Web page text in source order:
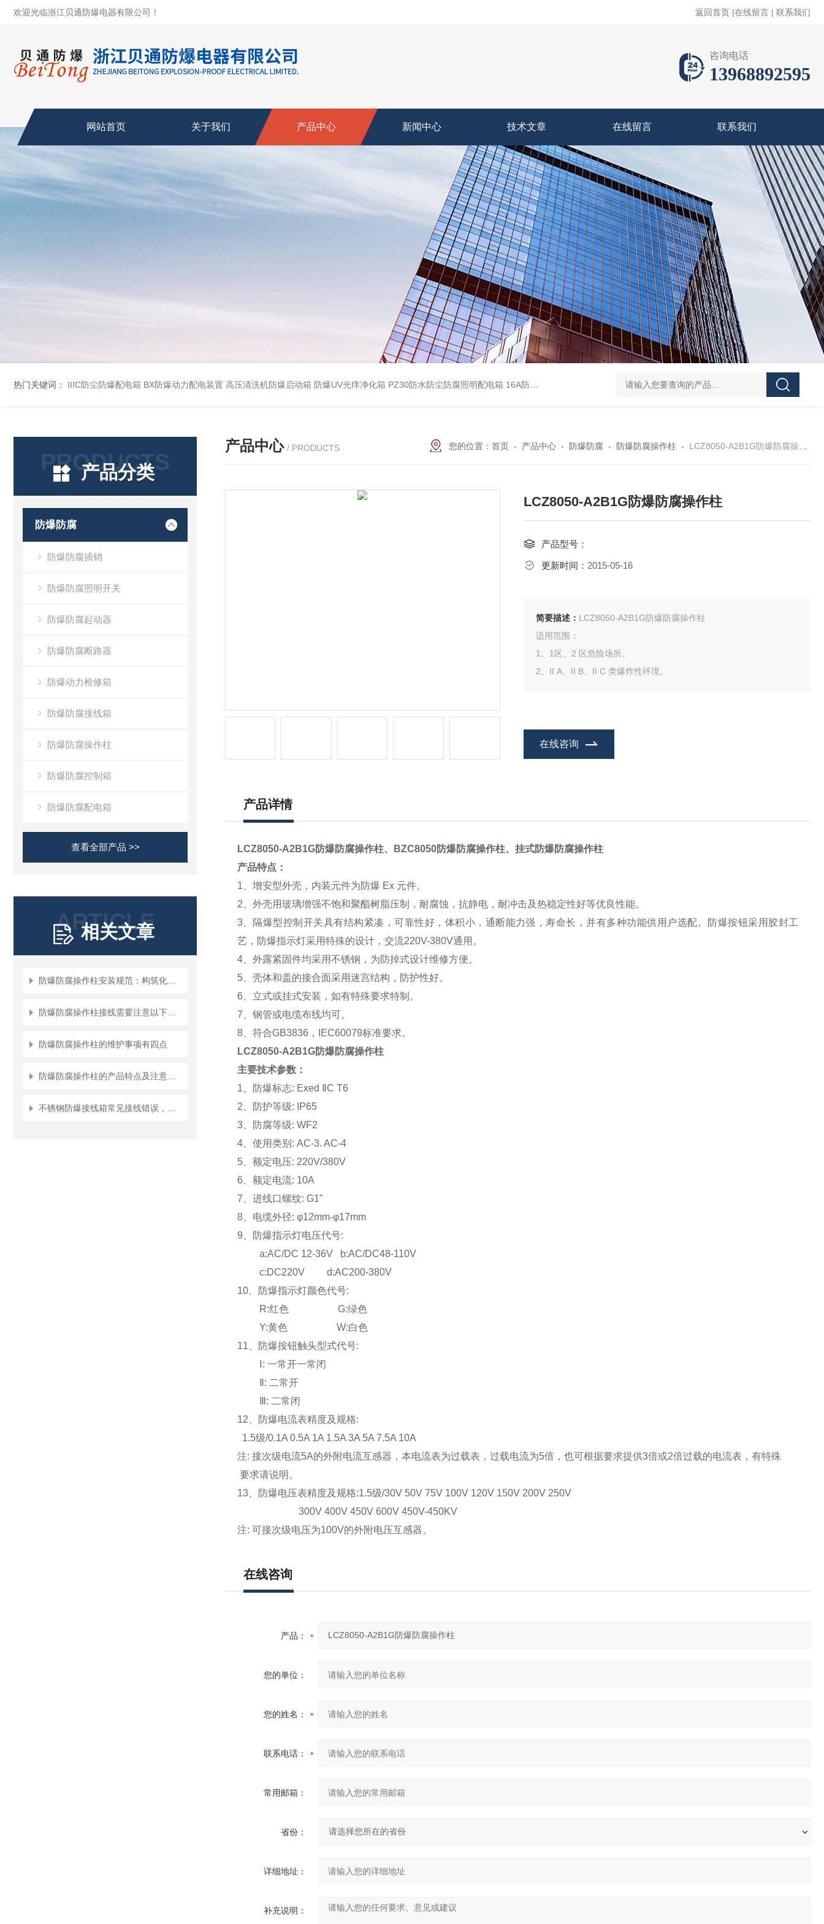
欢迎光临浙江贝通防爆电器有限公司！ 返回首页 |在线留言 | 联系我们
咨询电话
13968892595
网站首页 关于我们 产品中心 新闻中心 技术文章 在线留言 联系我们
热门关键词： IIIC防尘防爆配电箱 BX防爆动力配电装置 高压清洗机防爆启动箱 防爆UV光痒净化箱 PZ30防水防尘防腐照明配电箱 16A防水防尘防腐照明开关 防水防腐检修插座箱 4回路带漏电防爆照明配电箱
PRODUCTS
产品分类
防爆防腐
防爆防腐插销
防爆防腐照明开关
防爆防腐起动器
防爆防腐断路器
防爆动力检修箱
防爆防腐接线箱
防爆防腐操作柱
防爆防腐控制箱
防爆防腐配电箱
查看全部产品 >>
ARTICLE
相关文章
防爆防腐操作柱的维护事项有四点
产品中心 / PRODUCTS 您的位置： 首页- 产品中心- 防爆防腐- 防爆防腐操作柱 - LCZ8050-A2B1G防爆防腐操作柱
LCZ8050-A2B1G防爆防腐操作柱
产品型号：
更新时间： 2015-05-16
简要描述： LCZ8050-A2B1G防爆防腐操作柱
适用范围：
1、1区、2 区危险场所。
2、II A、II B、II C 类爆炸性环境。
在线咨询
产品详情
LCZ8050-A2B1G防爆防腐操作柱、BZC8050防爆防腐操作柱、挂式防爆防腐操作柱
产品特点：
1 、增安型外壳，内装元件为防爆 Ex 元件。
2 、外壳用玻璃增强不饱和聚酯树脂压制，耐腐蚀，抗静电，耐冲击及热稳定性好等优良性能。
3、隔爆型控制开关具有结构紧凑，可靠性好，体积小，通断能力强，寿命长，并有多种功能供用户选配。防爆按钮采用胶封工
艺，防爆指示灯采用特殊的设计，交流220V-380V通用。
4、外露紧固件均采用不锈钢，为防掉式设计维修方便。
5、壳体和盖的接合面采用迷宫结构，防护性好。
6 、立式或挂式安装，如有特殊要求特制。
7 、钢管或电缆布线均可。
8、符合GB3836，IEC60079标准要求。
LCZ8050-A2B1G防爆防腐操作柱
主要技术参数：
1 、防爆标志: Exed ⅡC T6
2 、防护等级: IP65
3、防腐等级: WF2
4、使用类别: AC-3. AC-4
5、额定电压: 220V/380V
6 、额定电流: 10A
7 、进线口螺纹: G1"
8、电缆外径: φ12mm-φ17mm
9、防爆指示灯电压代号:
a:AC/DC 12-36V b:AC/DC48-110V
c:DC220V d:AC200-380V
10、防爆指示灯颜色代号:
R:红色 G:绿色
Y:黄色 W:白色
11 、防爆按钮触头型式代号:
Ⅰ: 一常开一常闭
Ⅱ: 二常开
Ⅲ: 二常闭
12 、防爆电流表精度及规格:
1.5级/0.1A 0.5A 1A 1.5A 3A 5A 7.5A 10A
注: 接次级电流5A的外附电流互感器，本电流表为过载表，过载电流为5倍，也可根据要求提供3倍或2倍过载的电流表，有特殊
要求请说明。
13、防爆电压表精度及规格:1.5级/30V 50V 75V 100V 120V 150V 200V 250V
300V 400V 450V 600V 450V-450KV
注: 可接次级电压为100V的外附电压互感器。
在线咨询
产品：
您的单位：
您的姓名：
联系电话：
常用邮箱：
省份：
详细地址：
补充说明：